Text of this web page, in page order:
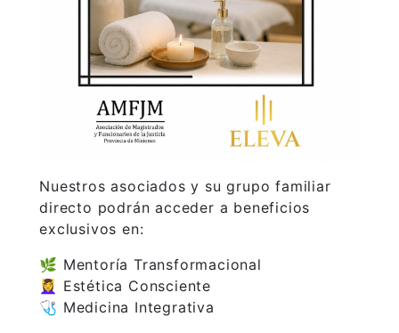
Nuestros asociados y su grupo familiar
directo podrán acceder a beneficios
exclusivos en:
🌿 Mentoría Transformacional
💆‍♀️ Estética Consciente
🩺 Medicina Integrativa